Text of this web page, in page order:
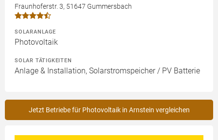
Fraunhoferstr. 3, 51647 Gummersbach
SOLARANLAGE
Photovoltaik
SOLAR TÄTIGKEITEN
Anlage & Installation, Solarstromspeicher / PV Batterie
Jetzt Betriebe für Photovoltaik in Arnstein vergleichen